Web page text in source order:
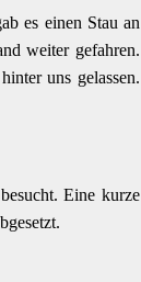
es einen Stau an
weiter gefahren.
uns gelassen.
Eine kurze